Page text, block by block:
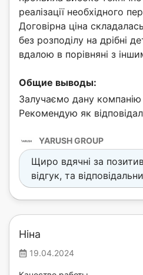
реалізації необхідного
Договірна ціна
без розподілу на дрібні
вдалою в порівняні з
Общие выводы:
Залучаємо дану компанію
Рекомендую як
YARUSH GROUP
Щиро вдячні за
відгук, та
Ніна
19.04.2024